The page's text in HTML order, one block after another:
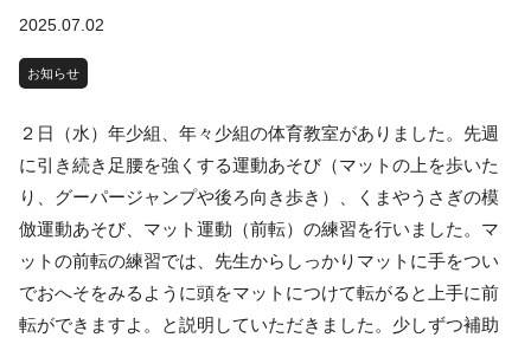
2025.07.02
お知らせ
２日（水）年少組、年々少組の体育教室がありました。先週
に引き続き足腰を強くする運動あそび（マットの上を歩いた
り、グーパージャンプや後ろ向き歩き）、くまやうさぎの模
倣運動あそび、マット運動（前転）の練習を行いました。マ
ットの前転の練習では、先生からしっかりマットに手をつい
でおへそをみるように頭をマットにつけて転がると上手に前
転ができますよ。と説明していただきました。少しずつ補助